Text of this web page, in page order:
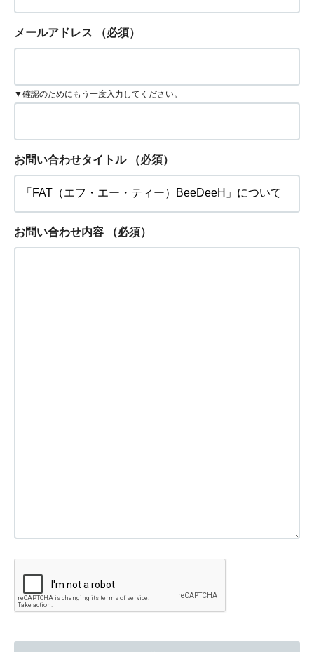
メールアドレス （必須）
▼確認のためにもう一度入力してください。
お問い合わせタイトル （必須）
お問い合わせ内容 （必須）